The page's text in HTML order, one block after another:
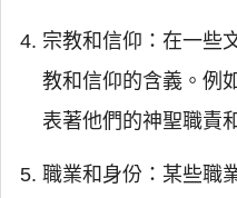
宗教和信仰：在一些
教和信仰的含義。例
表著他們的神聖職責
職業和身份：某些職